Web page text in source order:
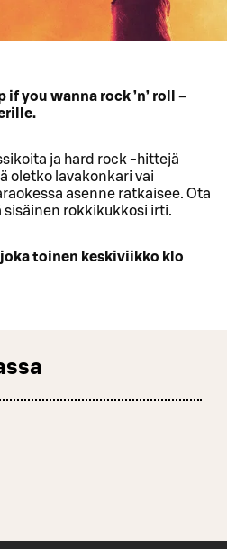
if you wanna rock ’n’ roll –
ja hard rock -hittejä
oletko lavakonkari vai
asenne ratkaisee. Ota
rokkikukkosi irti.
joka toinen keskiviikko klo